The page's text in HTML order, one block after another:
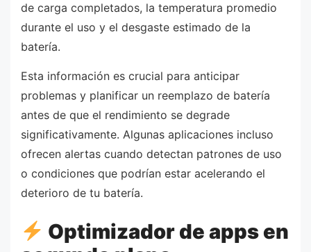
de carga completados, la temperatura promedio
durante el uso y el desgaste estimado de la
batería.
Esta información es crucial para anticipar
problemas y planificar un reemplazo de batería
antes de que el rendimiento se degrade
significativamente. Algunas aplicaciones incluso
ofrecen alertas cuando detectan patrones de uso
o condiciones que podrían estar acelerando el
deterioro de tu batería.
Optimizador de apps en